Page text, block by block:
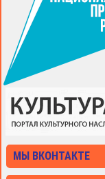
МЫ ВКОНТАКТЕ